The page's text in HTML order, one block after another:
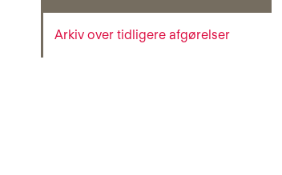
Arkiv over tidligere afgørelser